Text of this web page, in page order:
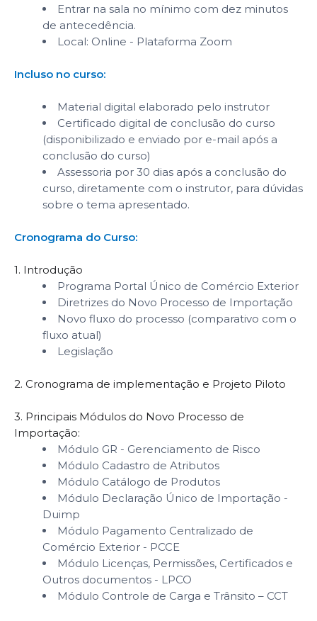
Entrar na sala no mínimo com dez minutos
de antecedência.
Local: Online - Plataforma Zoom
Incluso no curso:
Material digital elaborado pelo instrutor
Certificado digital de conclusão do curso
(disponibilizado e enviado por e-mail após a
conclusão do curso)
Assessoria por 30 dias após a conclusão do
curso, diretamente com o instrutor, para dúvidas
sobre o tema apresentado.
Cronograma do Curso:
1. Introdução
Programa Portal Único de Comércio Exterior
Diretrizes do Novo Processo de Importação
Novo fluxo do processo (comparativo com o
fluxo atual)
Legislação
2. Cronograma de implementação e Projeto Piloto
3. Principais Módulos do Novo Processo de
Importação:
Módulo GR - Gerenciamento de Risco
Módulo Cadastro de Atributos
Módulo Catálogo de Produtos
Módulo Declaração Único de Importação -
Duimp
Módulo Pagamento Centralizado de
Comércio Exterior - PCCE
Módulo Licenças, Permissões, Certificados e
Outros documentos - LPCO
Módulo Controle de Carga e Trânsito – CCT